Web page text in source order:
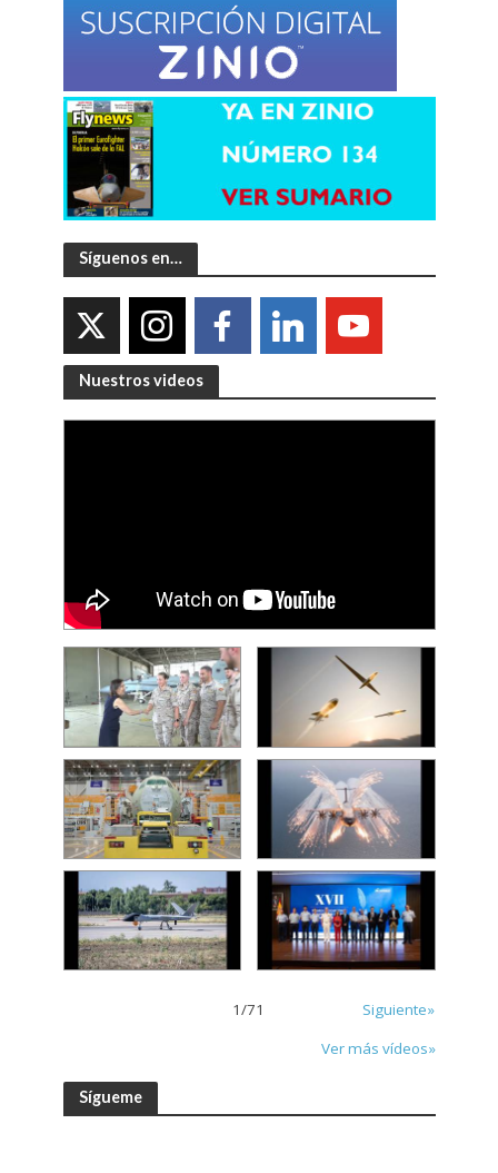
Síguenos en…
Nuestros videos
1/71
Siguiente»
Ver más vídeos»
Sígueme